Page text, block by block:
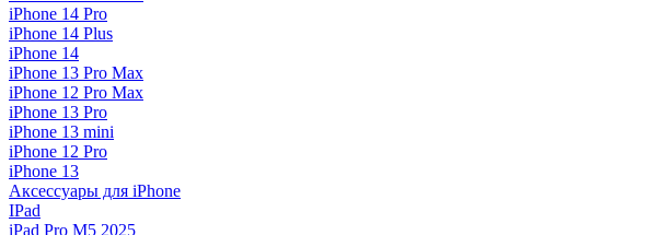
iPhone 14 Pro
iPhone 14 Plus
iPhone 14
iPhone 13 Pro Max
iPhone 12 Pro Max
iPhone 13 Pro
iPhone 13 mini
iPhone 12 Pro
iPhone 13
Аксессуары для iPhone
IPad
iPad Pro M5 2025